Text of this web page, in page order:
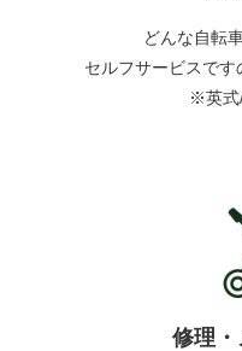
どんな自転
セルフサービスです
※英式
修理